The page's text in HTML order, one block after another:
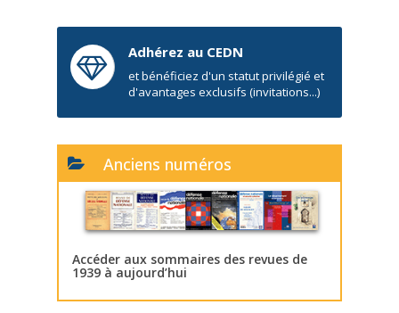
Adhérez au CEDN
et bénéficiez d'un statut privilégié et
d'avantages exclusifs (invitations...)
Anciens numéros
Accéder aux sommaires des revues de
1939 à aujourd’hui